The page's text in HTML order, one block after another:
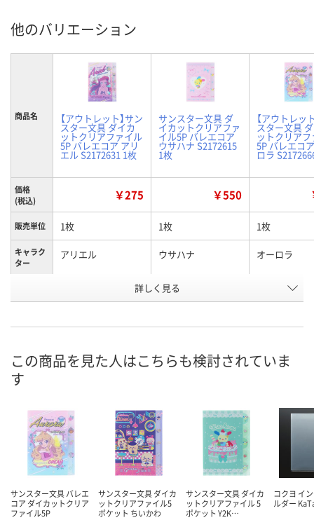
他のバリエーション
商品名 【アウトレット】サン
スター文具 ダイカ
ットクリアファイル
5P バレエコア アリ
エル S2172631 1枚
サンスター文具 ダ
イカットクリアファ
イル5P バレエコア
ウサハナ S2172615
1枚
【アウトレッ
スター文具
ットクリア
5P バレエコ
ロラ
価格
(税込)
￥275 ￥550
販売単位 1枚 1枚 1枚
キャラク
ター
アリエル ウサハナ オーロラ
UW87018 UW87014
8月11日（火）
カゴへ カゴへ カ
詳しく見る
この商品を見た人はこちらも検討されていま
す
サンスター文具 バレエ
コア ダイカットクリア
ファイル5P
サンスター文具 ダイカ
ットクリアファイル5
ポケット ちいかわ
サンスター文具 ダイカ
ットクリアファイル 5
ポケット Y2K…
コクヨ イ
ルダー